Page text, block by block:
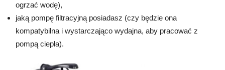
ogrzać wodę),
jaką pompę filtracyjną posiadasz (czy będzie ona
kompatybilna i wystarczająco wydajna, aby pracować z
pompą ciepła).